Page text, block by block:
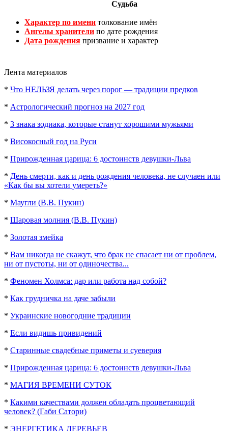
Судьба
Характер по имени толкование имён
Ангелы хранители по дате рождения
Дата рождения призвание и характер
Лента материалов
* Что НЕЛЬЗЯ делать через порог — традиции предков
* Астрологический прогноз на 2027 год
* 3 знака зодиака, которые станут хорошими мужьями
* Високосный год на Руси
* Прирожденная царица: 6 достоинств девушки-Льва
* День смерти, как и день рождения человека, не случаен или
«Как бы вы хотели умереть?»
* Маугли (В.В. Пукин)
* Шаровая молния (В.В. Пукин)
* Золотая змейка
* Вам никогда не скажут, что брак не спасает ни от проблем,
ни от пустоты, ни от одиночества...
* Феномен Холмса: дар или работа над собой?
* Как грудничка на даче забыли
* Украинские новогодние традиции
* Если видишь привидений
* Старинные свадебные приметы и суеверия
* Прирожденная царица: 6 достоинств девушки-Льва
* МАГИЯ ВРЕМЕНИ СУТОК
* Какими качествами должен обладать процветающий
человек? (Габи Сатори)
* ЭНЕРГЕТИКА ДЕРЕВЬЕВ